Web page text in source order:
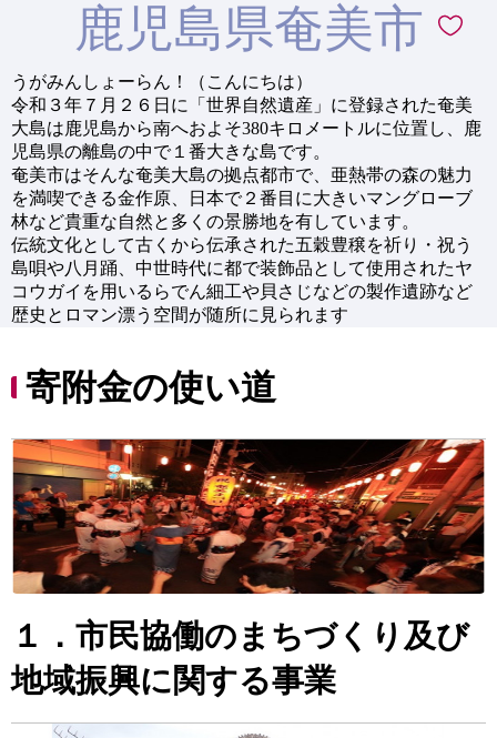
鹿児島県奄美市
うがみんしょーらん！（こんにちは）
令和３年７月２６日に「世界自然遺産」に登録された奄美
大島は鹿児島から南へおよそ380キロメートルに位置し、鹿
児島県の離島の中で１番大きな島です。
奄美市はそんな奄美大島の拠点都市で、亜熱帯の森の魅力
を満喫できる金作原、日本で２番目に大きいマングローブ
林など貴重な自然と多くの景勝地を有しています。
伝統文化として古くから伝承された五穀豊穣を祈り・祝う
島唄や八月踊、中世時代に都で装飾品として使用されたヤ
コウガイを用いるらでん細工や貝さじなどの製作遺跡など
歴史とロマン漂う空間が随所に見られます
寄附金の使い道
１．市民協働のまちづくり及び
地域振興に関する事業